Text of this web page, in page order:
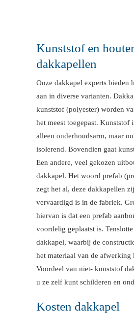
Kunststof en
dakkapellen
Onze dakkapel experts bieden
aan in diverse varianten.
kunststof (polyester) worden
het meest toegepast. Kunststof
alleen onderhoudsarm, maar
isolerend. Bovendien gaat
Een andere, veel gekozen
dakkapel. Het woord prefab
zegt het al, deze dakkapellen
vervaardigd is in de fabriek.
hiervan is dat een prefab
voordelig geplaatst is.
dakkapel, waarbij de
het materiaal van de afwerking
Voordeel van niet- kunststof
u ze zelf kunt schilderen en
Kosten dakkapel